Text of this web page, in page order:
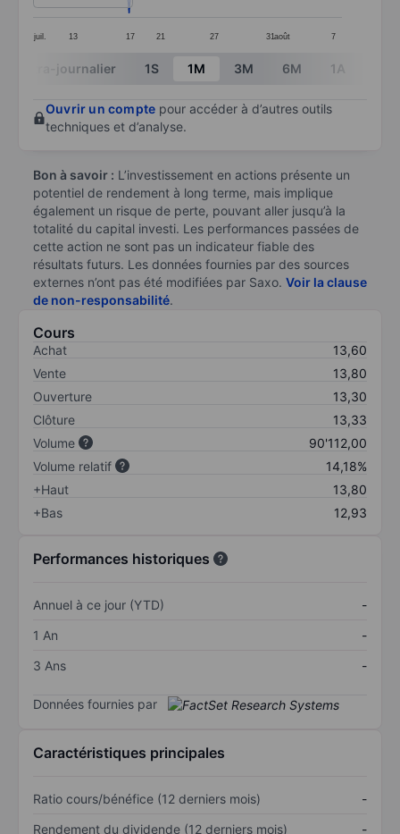
juil. 13 17 21 27 31août 7
End of interactive chart.
Intra-journalier 1S 1M 3M 6M 1A
Ouvrir un compte pour accéder à d’autres outils
techniques et d’analyse.
Bon à savoir : L’investissement en actions présente un
potentiel de rendement à long terme, mais implique
également un risque de perte, pouvant aller jusqu’à la
totalité du capital investi. Les performances passées de
cette action ne sont pas un indicateur fiable des
résultats futurs. Les données fournies par des sources
externes n’ont pas été modifiées par Saxo. Voir la clause
de non-responsabilité.
Cours
Achat
13,60
Vente
13,80
Ouverture
13,30
Clôture
13,33
Volume
90'112,00
Volume relatif
14,18%
+Haut
13,80
+Bas
12,93
Performances historiques
Annuel à ce jour (YTD)
-
1 An
-
3 Ans
-
Données fournies par
Caractéristiques principales
Ratio cours/bénéfice (12 derniers mois)
-
Rendement du dividende (12 derniers mois)
-